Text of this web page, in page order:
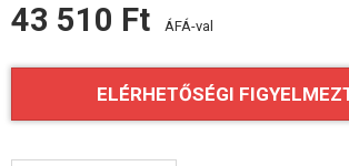
FEGYVER JAVÍTÁS ÉS KARBANTARTÁS
ÖNVÉDELMI FELSZERELÉSEK, KÉPZÉS,
43 510 Ft ÁFÁ-val
ELÉRHETŐSÉGI